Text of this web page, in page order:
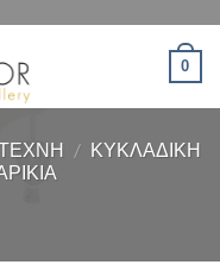
0
/ ΚΥΚΛΑΔΙΚΗ